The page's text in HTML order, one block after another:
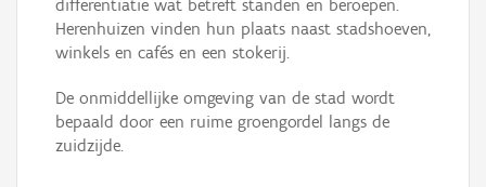
differentiatie wat betreft standen en beroepen.
Herenhuizen vinden hun plaats naast stadshoeven,
winkels en cafés en een stokerij.
De onmiddellijke omgeving van de stad wordt
bepaald door een ruime groengordel langs de
zuidzijde.